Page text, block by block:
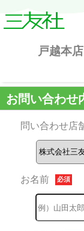
戸越本店
お問い合わせ
問い合わせ店
お名前 必須